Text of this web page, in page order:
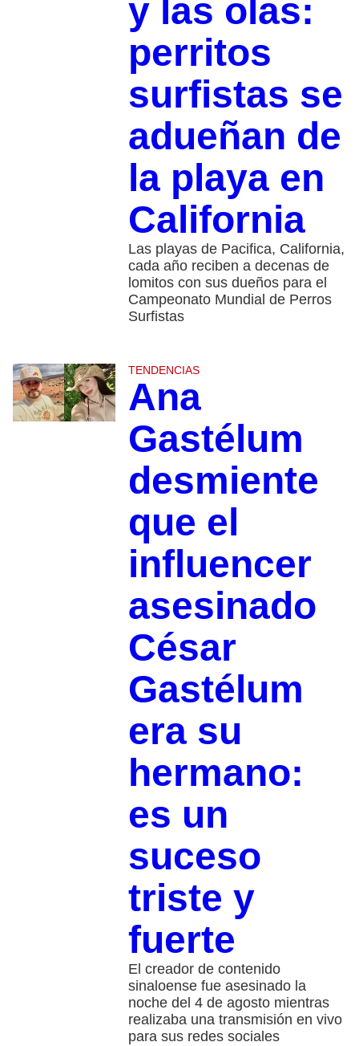
y las olas:
perritos
surfistas se
adueñan de
la playa en
California
Las playas de Pacifica, California,
cada año reciben a decenas de
lomitos con sus dueños para el
Campeonato Mundial de Perros
Surfistas
TENDENCIAS
Ana
Gastélum
desmiente
que el
influencer
asesinado
César
Gastélum
era su
hermano:
es un
suceso
triste y
fuerte
El creador de contenido
sinaloense fue asesinado la
noche del 4 de agosto mientras
realizaba una transmisión en vivo
para sus redes sociales